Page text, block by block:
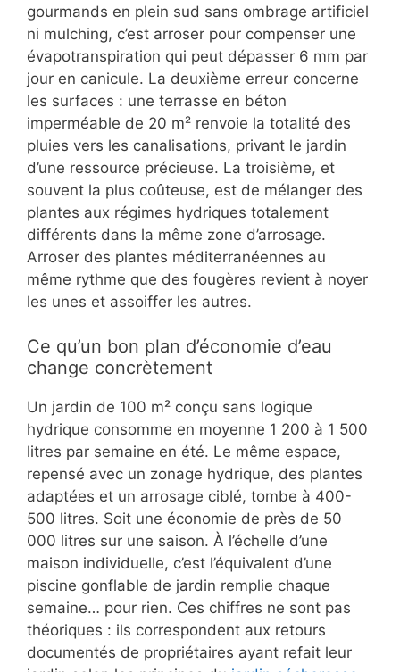
gourmands en plein sud sans ombrage artificiel
ni mulching, c’est arroser pour compenser une
évapotranspiration qui peut dépasser 6 mm par
jour en canicule. La deuxième erreur concerne
les surfaces : une terrasse en béton
imperméable de 20 m² renvoie la totalité des
pluies vers les canalisations, privant le jardin
d’une ressource précieuse. La troisième, et
souvent la plus coûteuse, est de mélanger des
plantes aux régimes hydriques totalement
différents dans la même zone d’arrosage.
Arroser des plantes méditerranéennes au
même rythme que des fougères revient à noyer
les unes et assoiffer les autres.
Ce qu’un bon plan d’économie d’eau
change concrètement
Un jardin de 100 m² conçu sans logique
hydrique consomme en moyenne 1 200 à 1 500
litres par semaine en été. Le même espace,
repensé avec un zonage hydrique, des plantes
adaptées et un arrosage ciblé, tombe à 400-
500 litres. Soit une économie de près de 50
000 litres sur une saison. À l’échelle d’une
maison individuelle, c’est l’équivalent d’une
piscine gonflable de jardin remplie chaque
semaine… pour rien. Ces chiffres ne sont pas
théoriques : ils correspondent aux retours
documentés de propriétaires ayant refait leur